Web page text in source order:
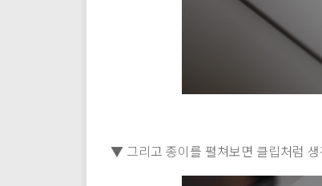
▼ 그리고 종이를 펼쳐보면 클립처럼